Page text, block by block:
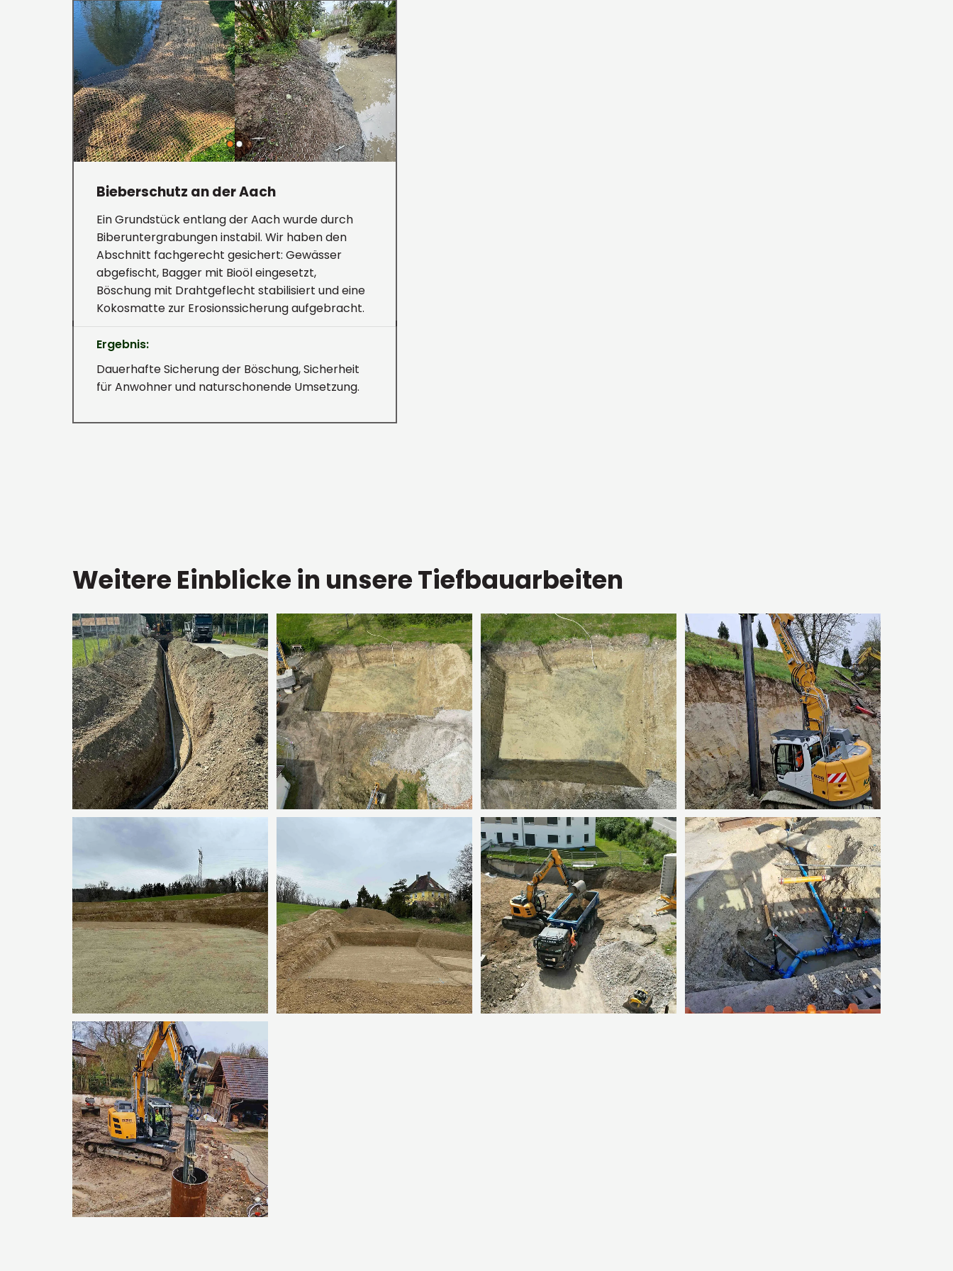
Bieberschutz an der Aach
Ein Grundstück entlang der Aach wurde durch
Biberuntergrabungen instabil. Wir haben den
Abschnitt fachgerecht gesichert: Gewässer
abgefischt, Bagger mit Bioöl eingesetzt,
Böschung mit Drahtgeflecht stabilisiert und eine
Kokosmatte zur Erosionssicherung aufgebracht.
Ergebnis:
Dauerhafte Sicherung der Böschung, Sicherheit
für Anwohner und naturschonende Umsetzung.
Weitere Einblicke in unsere Tiefbauarbeiten